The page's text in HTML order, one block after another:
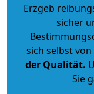
Erzgeb
sicher
sich selbst von
der Qualität.
Sie